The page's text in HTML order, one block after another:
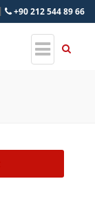
+90 212 544 89 66